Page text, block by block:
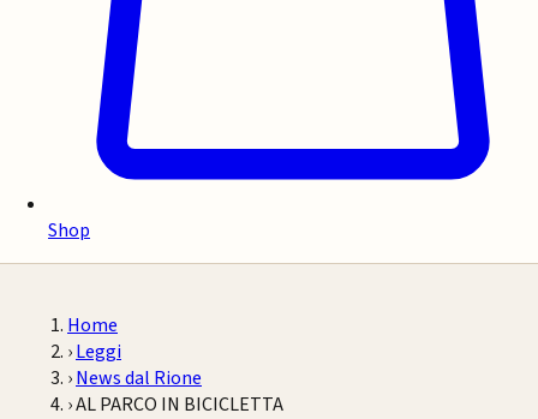
Shop
Home
›Leggi
›News dal Rione
›AL PARCO IN BICICLETTA